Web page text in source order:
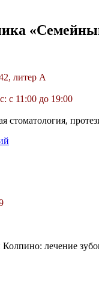
литер А
с 11:00 до 19:00
стоматология,
лечение